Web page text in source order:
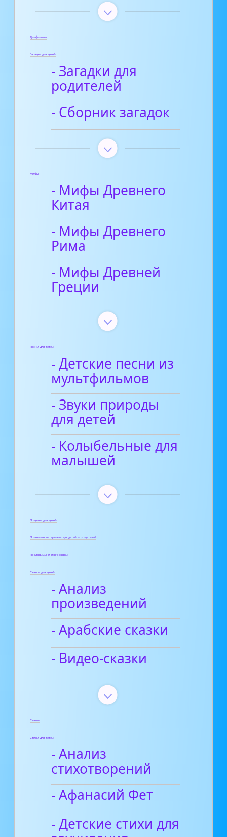
Диафильмы
Загадки для детей
- Загадки для
родителей
- Сборник загадок
Мифы
- Мифы Древнего
Китая
- Мифы Древнего
Рима
- Мифы Древней
Греции
Песни для детей
- Детские песни из
мультфильмов
- Звуки природы
для детей
- Колыбельные для
малышей
Поделки для детей
Полезные материалы для детей и родителей
Пословицы и поговорки
Сказки для детей
- Анализ
произведений
- Арабские сказки
- Видео-сказки
Статьи
Стихи для детей
- Анализ
стихотворений
- Афанасий Фет
- Детские стихи для